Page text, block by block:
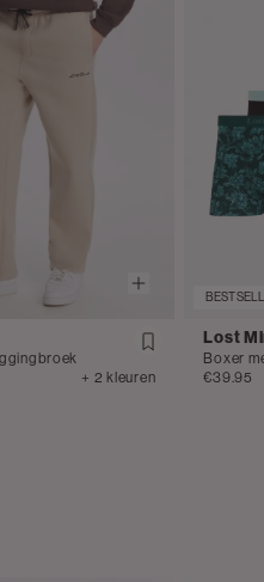
+ 2 kleuren
Lost
Boxer
€39.95